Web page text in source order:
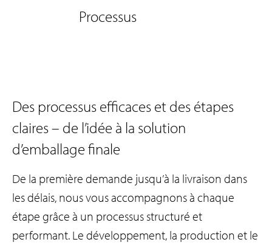
Processus
Des processus efficaces et des étapes
claires – de l’idée à la solution
d’emballage finale
De la première demande jusqu’à la livraison dans
les délais, nous vous accompagnons à chaque
étape grâce à un processus structuré et
performant. Le développement, la production et le